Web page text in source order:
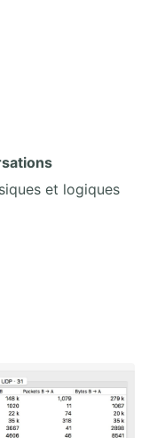
et logiques